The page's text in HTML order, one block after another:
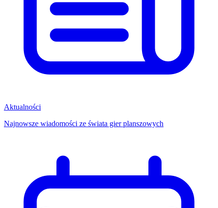
Aktualności
Najnowsze wiadomości ze świata gier planszowych